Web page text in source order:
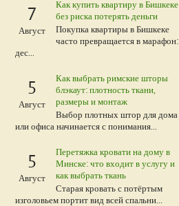
7
Август
Как купить квартиру в Бишкеке
без риска потерять деньги
Покупка квартиры в Бишкеке
часто превращается в марафон:
дес...
5
Август
Как выбрать римские шторы
блэкаут: плотность ткани,
размеры и монтаж
Выбор плотных штор для дома
или офиса начинается с понимания...
5
Август
Перетяжка кровати на дому в
Минске: что входит в услугу и
как выбрать ткань
Старая кровать с потёртым
изголовьем портит вид всей спальни...